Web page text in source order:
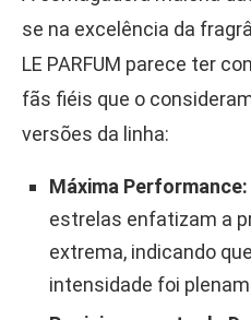
se na excelência da
LE PARFUM parece ter
fãs fiéis que o
versões da linha:
Máxima Performance:
estrelas enfatizam a
extrema, indicando
intensidade foi